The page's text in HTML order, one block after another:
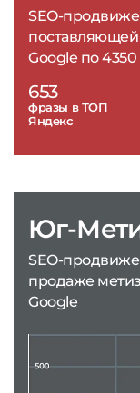
SEO-
Google по
653
фразы в ТОП
Яндекс
Юг-
SEO-
продаже
Google